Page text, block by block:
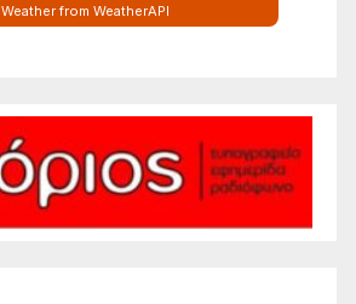
Weather from WeatherAPI